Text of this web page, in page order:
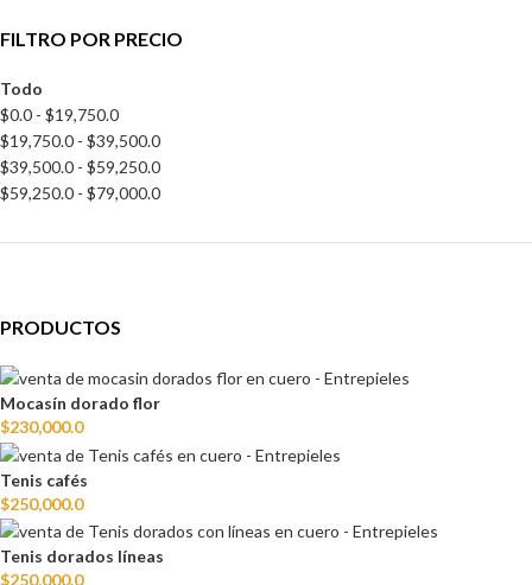
FILTRO POR PRECIO
Todo
$0.0 - $19,750.0
$19,750.0 - $39,500.0
$39,500.0 - $59,250.0
$59,250.0 - $79,000.0
PRODUCTOS
Mocasín dorado flor
$230,000.0
Tenis cafés
$250,000.0
Tenis dorados líneas
$250,000.0